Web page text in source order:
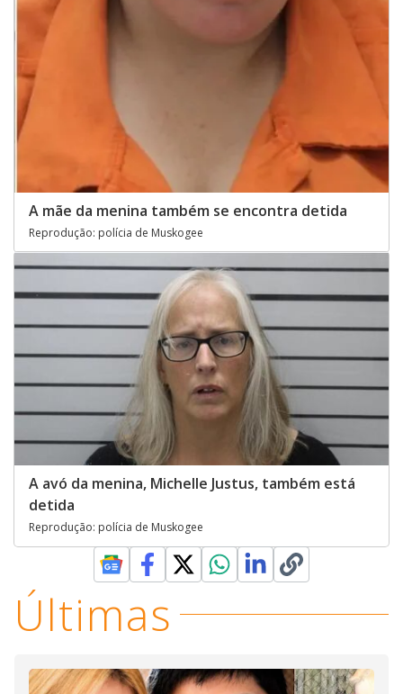
A mãe da menina também se encontra detida
Reprodução: polícia de Muskogee
A avó da menina, Michelle Justus, também está
detida
Reprodução: polícia de Muskogee
Últimas